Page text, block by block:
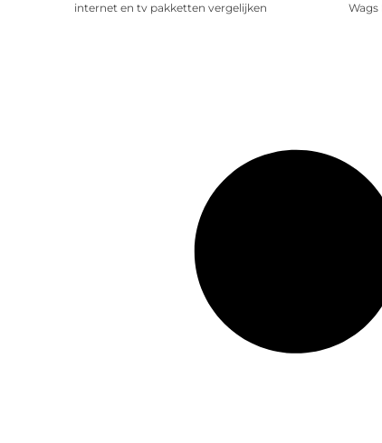
internet en tv pakketten vergelijken
Wags